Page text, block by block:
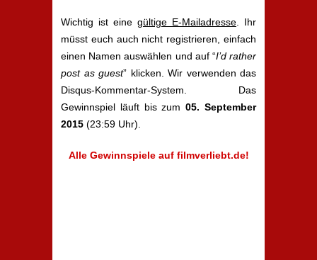
Wichtig ist eine gültige E-Mailadresse . Ihr
müsst euch auch nicht registrieren, einfach
einen Namen auswählen und auf “I’d rather
post as guest” klicken. Wir verwenden das
Disqus-Kommentar-System. Das
Gewinnspiel läuft bis zum05. September
2015 (23:59 Uhr).
Alle Gewinnspiele auf filmverliebt.de!